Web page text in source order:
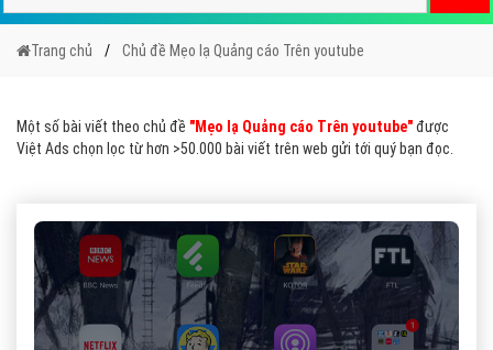
Trang chủ Chủ đề Mẹo lạ Quảng cáo Trên youtube
Một số bài viết theo chủ đề "Mẹo lạ Quảng cáo Trên youtube"được
Việt Ads chọn lọc từ hơn >50.000 bài viết trên web gửi tới quý bạn đọc.